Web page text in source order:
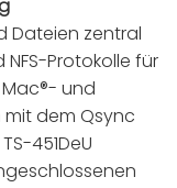
Dateien zentral
NFS-Protokolle für
und
mit dem Qsync
451DeU